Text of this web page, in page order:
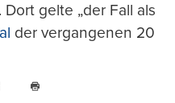
gelte „der Fall als
der vergangenen 20
LinkedIn